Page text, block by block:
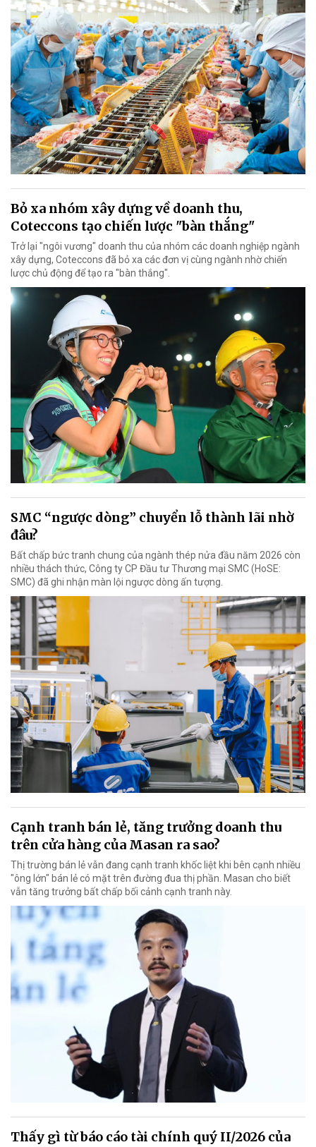
Bỏ xa nhóm xây dựng về doanh thu,
Coteccons tạo chiến lược "bàn thắng"
Trở lại "ngôi vương" doanh thu của nhóm các doanh nghiệp ngành
xây dựng, Coteccons đã bỏ xa các đơn vị cùng ngành nhờ chiến
lược chủ động để tạo ra "bàn thắng".
SMC “ngược dòng” chuyển lỗ thành lãi nhờ
đâu?
Bất chấp bức tranh chung của ngành thép nửa đầu năm 2026 còn
nhiều thách thức, Công ty CP Đầu tư Thương mại SMC (HoSE:
SMC) đã ghi nhận màn lội ngược dòng ấn tượng.
Cạnh tranh bán lẻ, tăng trưởng doanh thu
trên cửa hàng của Masan ra sao?
Thị trường bán lẻ vẫn đang cạnh tranh khốc liệt khi bên cạnh nhiều
"ông lớn" bán lẻ có mặt trên đường đua thị phần. Masan cho biết
vẫn tăng trưởng bất chấp bối cảnh cạnh tranh này.
Thấy gì từ báo cáo tài chính quý II/2026 của